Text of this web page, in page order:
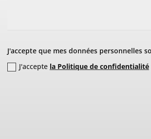
J'accepte que mes données personnelles
J'accepte la Politique de confidentialité